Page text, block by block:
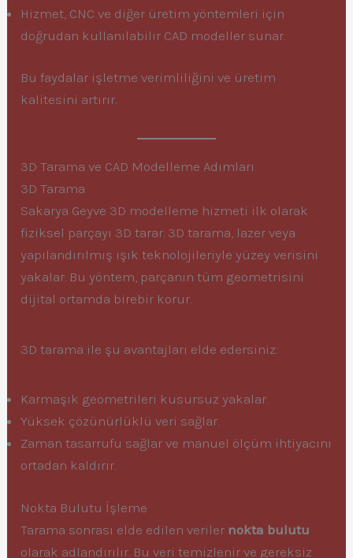
Hizmet, CNC ve diğer üretim yöntemleri için
doğrudan kullanılabilir CAD modeller sunar.
Bu faydalar işletme verimliliğini ve üretim
kalitesini artırır.
3D Tarama ve CAD Modelleme Adımları
3D Tarama
Sakarya Geyve 3D modelleme hizmeti ilk olarak
fiziksel parçayı 3D tarar. 3D tarama, lazer veya
yapılandırılmış ışık teknolojileriyle yüzey verisini
yakalar. Bu yöntem, parçanın tüm geometrisini
dijital ortamda birebir korur.
3D tarama ile şu avantajları elde edersiniz:
Karmaşık geometrileri kusursuz yakalar.
Yüksek çözünürlüklü veri sağlar.
Zaman tasarrufu sağlar ve manuel ölçüm ihtiyacını
ortadan kaldırır.
Nokta Bulutu İşleme
Tarama sonrası elde edilen veriler nokta bulutu
olarak adlandırılır. Bu veri temizlenir ve gereksiz